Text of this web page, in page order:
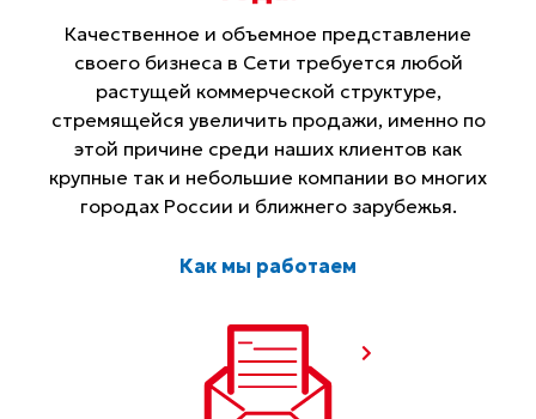
Качественное и объемное представление
своего бизнеса в Сети требуется любой
растущей коммерческой структуре,
стремящейся увеличить продажи, именно по
этой причине среди наших клиентов как
крупные так и небольшие компании во многих
городах России и ближнего зарубежья.
Как мы работаем